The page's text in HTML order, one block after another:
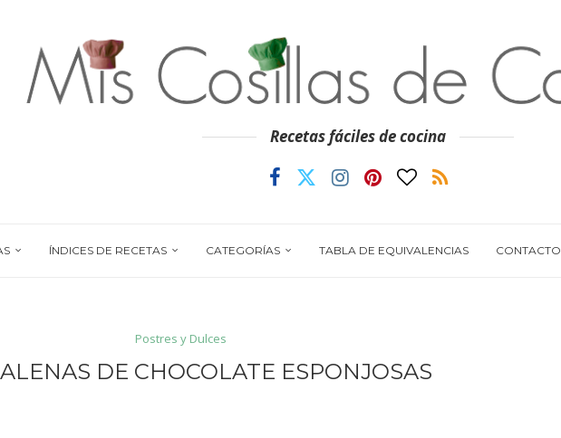
Recetas fáciles de cocina
ÍNDICES DE RECETAS CATEGORÍAS TABLA DE EQUIVALENCIAS CONTACTO
Postres y Dulces
DE CHOCOLATE ESPONJOSAS